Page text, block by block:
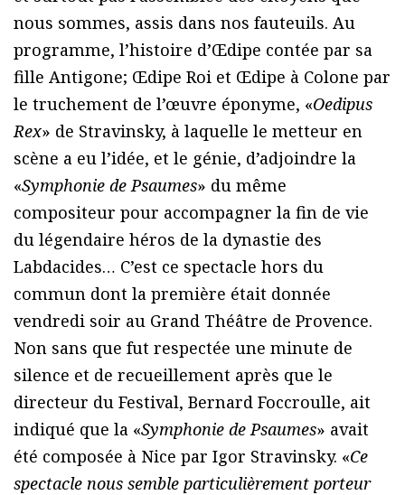
nous sommes, assis dans nos fauteuils. Au
programme, l’histoire d’Œdipe contée par sa
fille Antigone; Œdipe Roi et Œdipe à Colone par
le truchement de l’œuvre éponyme, «Oedipus
Rex» de Stravinsky, à laquelle le metteur en
scène a eu l’idée, et le génie, d’adjoindre la
«Symphonie de Psaumes» du même
compositeur pour accompagner la fin de vie
du légendaire héros de la dynastie des
Labdacides… C’est ce spectacle hors du
commun dont la première était donnée
vendredi soir au Grand Théâtre de Provence.
Non sans que fut respectée une minute de
silence et de recueillement après que le
directeur du Festival, Bernard Foccroulle, ait
indiqué que la «Symphonie de Psaumes» avait
été composée à Nice par Igor Stravinsky. «Ce
spectacle nous semble particulièrement porteur